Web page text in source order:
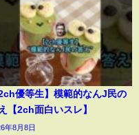
2ch優等生】模範的なんJ民の
【2ch面白いスレ】
年8月8日